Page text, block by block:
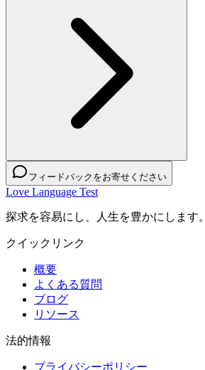
フィードバックをお寄せください
Love Language Test
探求を容易にし、人生を豊かにします。
クイックリンク
概要
よくある質問
ブログ
リソース
法的情報
プライバシーポリシー